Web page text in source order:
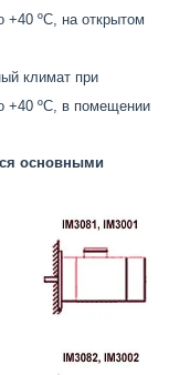
+40 ºС, на открытом
климат при
+40 ºС, в помещении
основными